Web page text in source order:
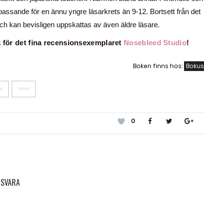
för en ännu yngre läsarkrets än 9-12. Bortsett från det
kan bevisligen uppskattas av även äldre läsare.
det fina recensionsexemplaret Nosebleed Studio!
Boken finns hos: Bokus
SERIE
0
SVARA